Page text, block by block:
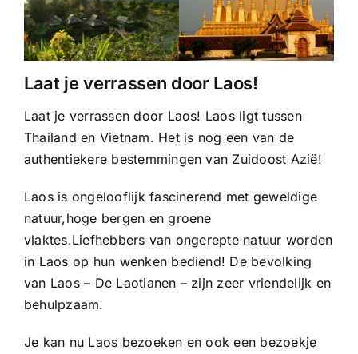
Laat je verrassen door Laos!
Laat je verrassen door Laos! Laos ligt tussen
Thailand en Vietnam. Het is nog een van de
authentiekere bestemmingen van Zuidoost Azië!
Laos is ongelooflijk fascinerend met geweldige
natuur,hoge bergen en groene
vlaktes.Liefhebbers van ongerepte natuur worden
in Laos op hun wenken bediend! De bevolking
van Laos – De Laotianen – zijn zeer vriendelijk en
behulpzaam.
Je kan nu Laos bezoeken en ook een bezoekje